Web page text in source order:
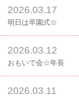
2026.03.17
明日は卒園式☆
2026.03.12
おもいで会☆年長
2026.03.11